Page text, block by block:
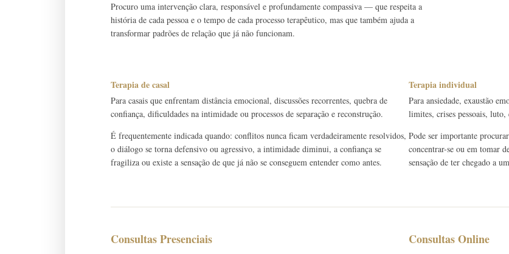
Procuro uma intervenção clara, responsável e profundamente compassiva — que respeita a
história de cada pessoa e o tempo de cada processo terapêutico, mas que também ajuda a
transformar padrões de relação que já não funcionam.
Terapia de casal
Para casais que enfrentam distância emocional, discussões recorrentes, quebra de
confiança, dificuldades na intimidade ou processos de separação e reconstrução.
É frequentemente indicada quando: conflitos nunca ficam verdadeiramente resolvidos,
o diálogo se torna defensivo ou agressivo, a intimidade diminui, a confiança se
fragiliza ou existe a sensação de que já não se conseguem entender como antes.
Terapia individual
Para ansiedade, exaustão
limites, crises pessoais,
Pode ser importante
concentrar-se ou em tomar
sensação de ter chegado a
Consultas Presenciais Consultas Online